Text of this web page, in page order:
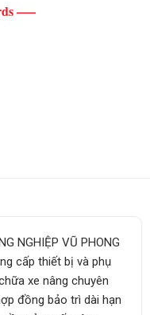
—–
NGHIỆP VŨ PHONG
cấp thiết bị và phụ
xe nâng chuyên
đồng bảo trì dài hạn